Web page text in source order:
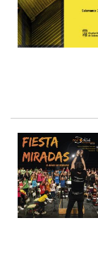
N
F
Ó
C
A
D
E
C
A